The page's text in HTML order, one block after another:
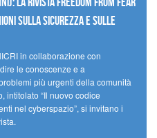
sulla sicurezza e sulle
in collaborazione con
le conoscenze e a
più urgenti della comunità
intitolato “Il nuovo codice
nel cyberspazio”, si invitano i